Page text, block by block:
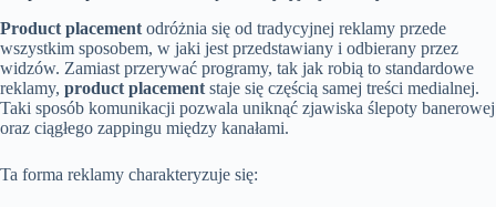
Product placement odróżnia się od tradycyjnej reklamy przede
wszystkim sposobem, w jaki jest przedstawiany i odbierany przez
widzów. Zamiast przerywać programy, tak jak robią to standardowe
reklamy, product placement staje się częścią samej treści medialnej.
Taki sposób komunikacji pozwala uniknąć zjawiska ślepoty banerowej
oraz ciągłego zappingu między kanałami.
Ta forma reklamy charakteryzuje się: